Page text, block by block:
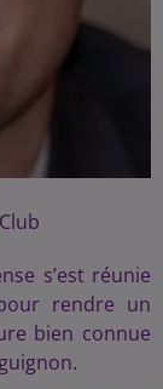
s’est réunie
rendre un
bien connue